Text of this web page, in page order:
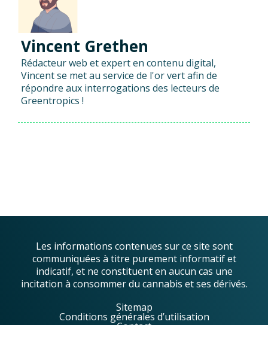
Vincent Grethen
Rédacteur web et expert en contenu digital,
Vincent se met au service de l'or vert afin de
répondre aux interrogations des lecteurs de
Greentropics !
Les informations contenues sur ce site sont
communiquées à titre purement informatif et
indicatif, et ne constituent en aucun cas une
incitation à consommer du cannabis et ses dérivés.
Sitemap
Conditions générales d’utilisation
Contact